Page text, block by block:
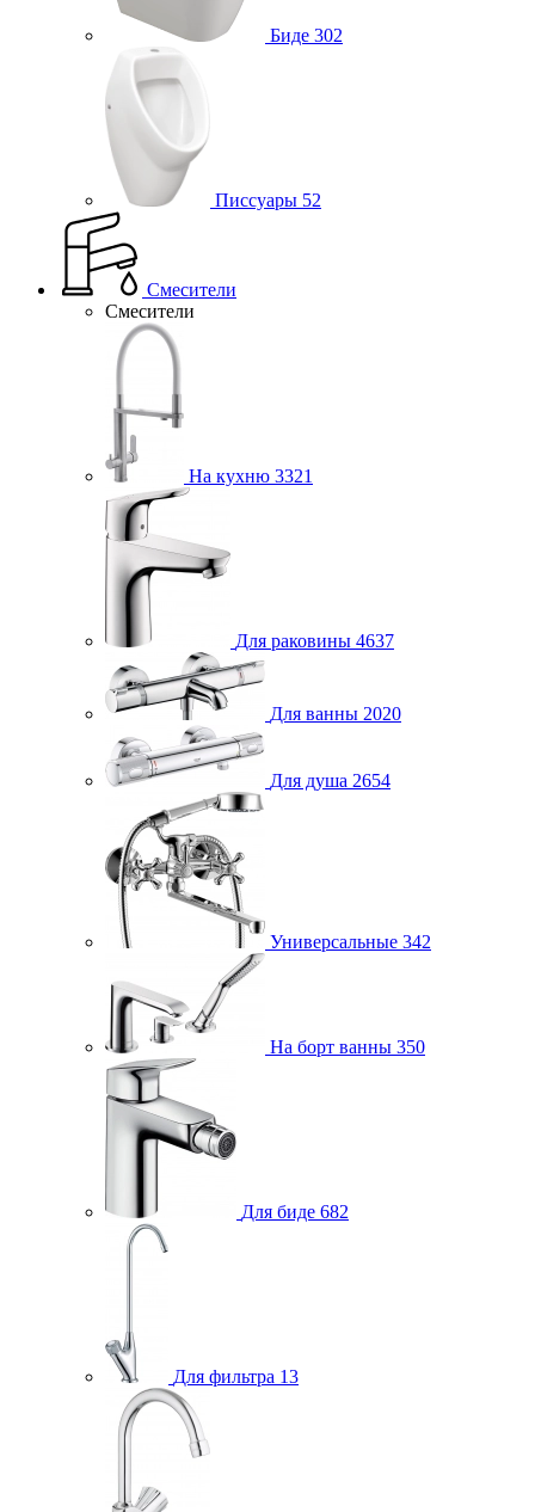
Биде 302
Писсуары 52
Смесители
Смесители
На кухню 3321
Для раковины 4637
Для ванны 2020
Для душа 2654
Универсальные 342
На борт ванны 350
Для биде 682
Для фильтра 13